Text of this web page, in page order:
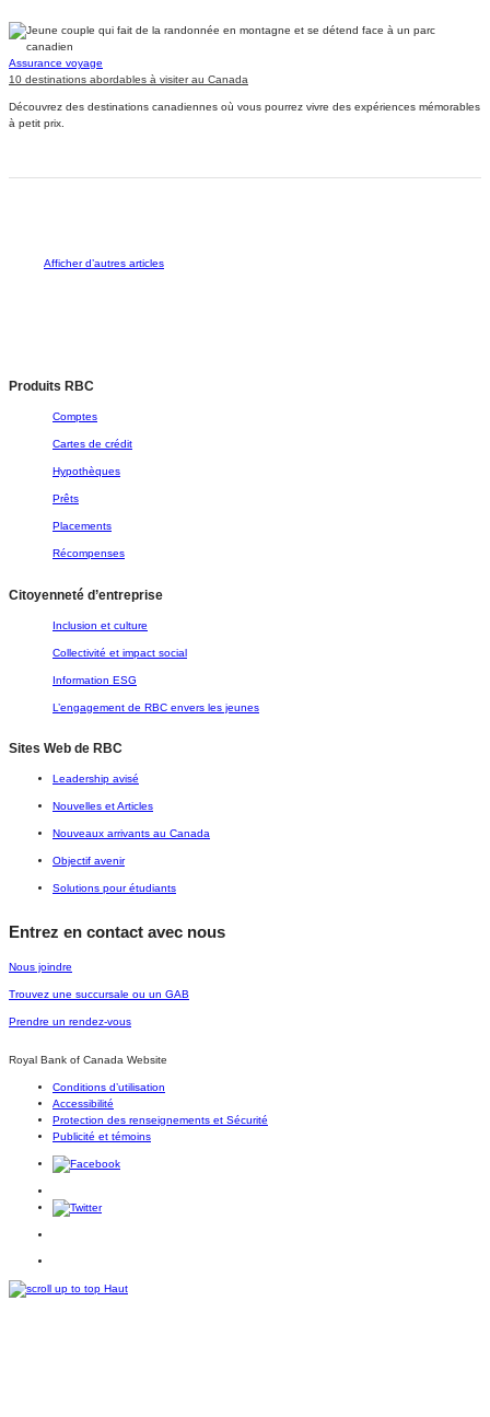
Assurance voyage
10 destinations abordables à visiter au Canada
Découvrez des destinations canadiennes où vous pourrez vivre des expériences mémorables
à petit prix.
Afficher d’autres articles
Produits RBC
Comptes
Cartes de crédit
Hypothèques
Prêts
Placements
Récompenses
Citoyenneté d’entreprise
Inclusion et culture
Collectivité et impact social
Information ESG
L’engagement de RBC envers les jeunes
Sites Web de RBC
Leadership avisé
Nouvelles et Articles
Nouveaux arrivants au Canada
Objectif avenir
Solutions pour étudiants
Entrez en contact avec nous
Nous joindre
Trouvez une succursale ou un GAB
Prendre un rendez-vous
Royal Bank of Canada Website
Conditions d’utilisation
Accessibilité
Protection des renseignements et Sécurité
Publicité et témoins
Haut